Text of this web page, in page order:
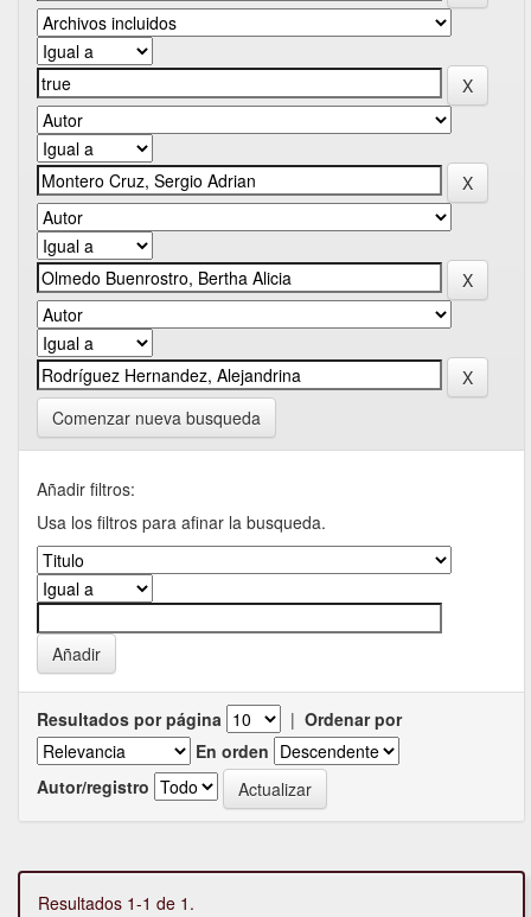
Comenzar nueva busqueda
Añadir filtros:
Usa los filtros para afinar la busqueda.
Resultados por página | Ordenar por
En orden
Autor/registro
Resultados 1-1 de 1.